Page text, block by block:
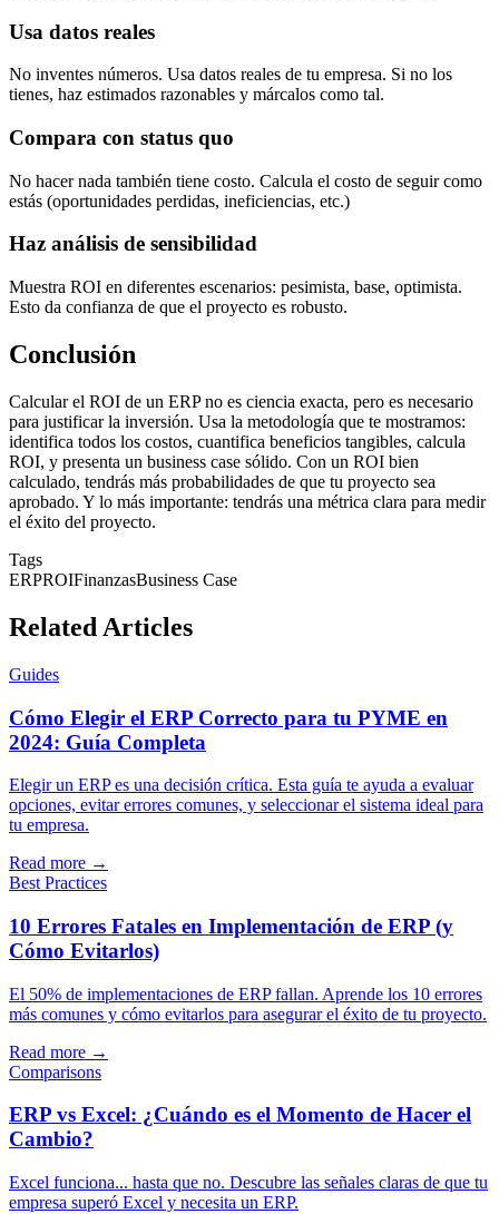
Usa datos reales
No inventes números. Usa datos reales de tu empresa. Si no los
tienes, haz estimados razonables y márcalos como tal.
Compara con status quo
No hacer nada también tiene costo. Calcula el costo de seguir como
estás (oportunidades perdidas, ineficiencias, etc.)
Haz análisis de sensibilidad
Muestra ROI en diferentes escenarios: pesimista, base, optimista.
Esto da confianza de que el proyecto es robusto.
Conclusión
Calcular el ROI de un ERP no es ciencia exacta, pero es necesario
para justificar la inversión. Usa la metodología que te mostramos:
identifica todos los costos, cuantifica beneficios tangibles, calcula
ROI, y presenta un business case sólido. Con un ROI bien
calculado, tendrás más probabilidades de que tu proyecto sea
aprobado. Y lo más importante: tendrás una métrica clara para medir
el éxito del proyecto.
Tags
ERPROIFinanzasBusiness Case
Related Articles
Guides
Cómo Elegir el ERP Correcto para tu PYME en
2024: Guía Completa
Elegir un ERP es una decisión crítica. Esta guía te ayuda a evaluar
opciones, evitar errores comunes, y seleccionar el sistema ideal para
tu empresa.
Read more →
Best Practices
10 Errores Fatales en Implementación de ERP (y
Cómo Evitarlos)
El 50% de implementaciones de ERP fallan. Aprende los 10 errores
más comunes y cómo evitarlos para asegurar el éxito de tu proyecto.
Read more →
Comparisons
ERP vs Excel: ¿Cuándo es el Momento de Hacer el
Cambio?
Excel funciona... hasta que no. Descubre las señales claras de que tu
empresa superó Excel y necesita un ERP.